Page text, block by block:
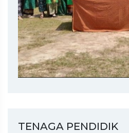
TENAGA PENDIDIK